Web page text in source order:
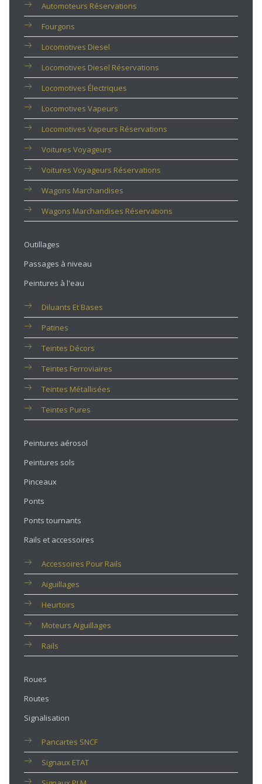
Automoteurs Réservations
Fourgons
Locomotives Diesel
Locomotives Diesel Réservations
Locomotives Électriques
Locomotives Vapeurs
Locomotives Vapeurs Réservations
Voitures Voyageurs
Voitures Voyageurs Réservations
Wagons Marchandises
Wagons Marchandises Réservations
Outillages
Passages à niveau
Peintures à l'eau
Diluants Et Bases
Patines
Teintes Décors
Teintes Ferroviaires
Teintes Métallisées
Teintes Pures
Peintures aérosol
Peintures sols
Pinceaux
Ponts
Ponts tournants
Rails et accessoires
Accessoires Pour Rails
Aiguillages
Heurtoirs
Moteurs Aiguillages
Rails
Roues
Routes
Signalisation
Pancartes SNCF
Signaux ETAT